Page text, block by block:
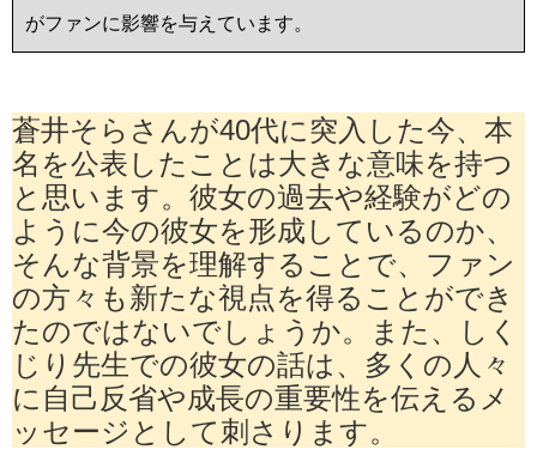
がファンに影響を与えています。
蒼井そらさんが40代に突入した今、本
名を公表したことは大きな意味を持つ
と思います。彼女の過去や経験がどの
ように今の彼女を形成しているのか、
そんな背景を理解することで、ファン
の方々も新たな視点を得ることができ
たのではないでしょうか。また、しく
じり先生での彼女の話は、多くの人々
に自己反省や成長の重要性を伝えるメ
ッセージとして刺さります。